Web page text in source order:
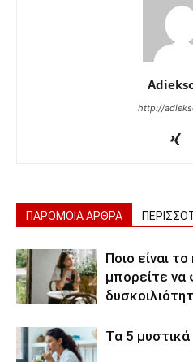
http://
ΠΑΡΟΜΟΙΑ ΑΡΘΡΑ
Ποιο είναι
μπορείτε να
Τα 5